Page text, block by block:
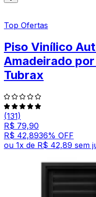
Top Ofertas
Piso Vinílico
Amadeirado
Tubrax
(131)
R$ 79,90
R$ 42,8936% OFF
ou 1x de R$ 42,89 sem